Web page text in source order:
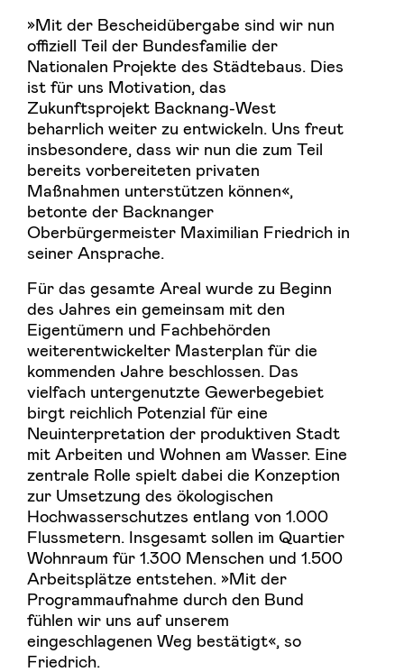
»Mit der Bescheidübergabe sind wir nun
offiziell Teil der Bundesfamilie der
Nationalen Projekte des Städtebaus. Dies
ist für uns Motivation, das
Zukunftsprojekt Backnang-West
beharrlich weiter zu entwickeln. Uns freut
insbesondere, dass wir nun die zum Teil
bereits vorbereiteten privaten
Maßnahmen unterstützen können«,
betonte der Backnanger
Oberbürgermeister Maximilian Friedrich in
seiner Ansprache.
Für das gesamte Areal wurde zu Beginn
des Jahres ein gemeinsam mit den
Eigentümern und Fachbehörden
weiterentwickelter Masterplan für die
kommenden Jahre beschlossen. Das
vielfach untergenutzte Gewerbegebiet
birgt reichlich Potenzial für eine
Neuinterpretation der produktiven Stadt
mit Arbeiten und Wohnen am Wasser. Eine
zentrale Rolle spielt dabei die Konzeption
zur Umsetzung des ökologischen
Hochwasserschutzes entlang von 1.000
Flussmetern. Insgesamt sollen im Quartier
Wohnraum für 1.300 Menschen und 1.500
Arbeitsplätze entstehen. »Mit der
Programmaufnahme durch den Bund
fühlen wir uns auf unserem
eingeschlagenen Weg bestätigt«, so
Friedrich.